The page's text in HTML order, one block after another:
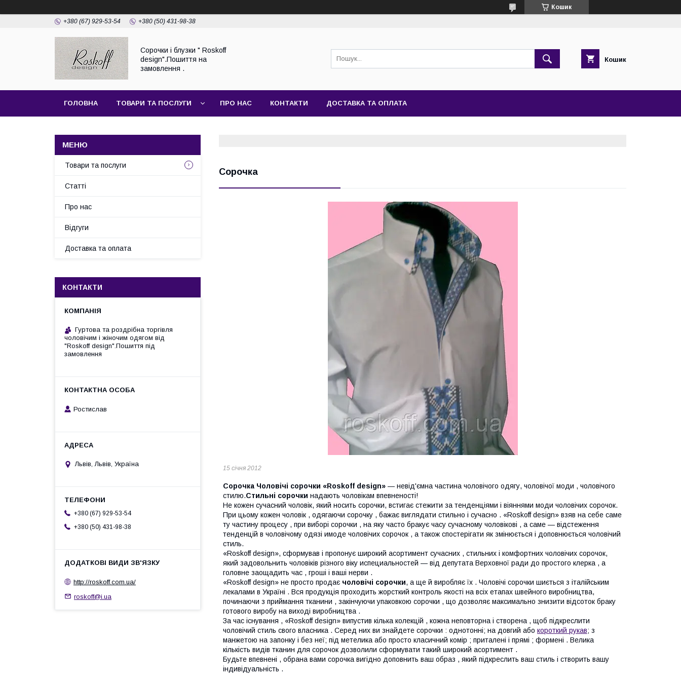
Кошик
+380 (67) 929-53-54 +380 (50) 431-98-38
Сорочки і блузки " Roskoff
design".Пошиття на
замовлення .
Кошик
ГОЛОВНА ТОВАРИ ТА ПОСЛУГИ ПРО НАС КОНТАКТИ ДОСТАВКА ТА ОПЛАТА
Сорочка
15 січня 2012
Сорочка Чоловічі сорочки «Roskoff design» — невід'ємна частина чоловічого одягу, чоловічої моди , чоловічого
стилю.Стильні сорочки надають чоловікам впевненості!
Не кожен сучасний чоловік, який носить сорочки, встигає стежити за тенденціями і віяннями моди чоловічих сорочок.
При цьому кожен чоловік , одягаючи сорочку , бажає виглядати стильно і сучасно . «Roskoff design» взяв на себе саме
ту частину процесу , при виборі сорочки , на яку часто бракує часу сучасному чоловікові , а саме — відстеження
тенденцій в чоловічому одязі имоде чоловічих сорочок , а також спостерігати як змінюється і доповнюється чоловічий
стиль.
«Roskoff design», сформував і пропонує широкий асортимент сучасних , стильних і комфортних чоловічих сорочок,
який задовольнить чоловіків різного віку испециальностей — від депутата Верховної ради до простого клерка , а
головне заощадить час , гроші і ваші нерви .
«Roskoff design» не просто продає чоловічі сорочки, а ще й виробляє їх . Чоловічі сорочки шиється з італійським
лекалами в Україні . Вся продукція проходить жорсткий контроль якості на всіх етапах швейного виробництва,
починаючи з приймання тканини , закінчуючи упаковкою сорочки , що дозволяє максимально знизити відсоток браку
готового виробу на виході виробництва .
За час існування , «Roskoff design» випустив кілька колекцій , кожна неповторна і створена , щоб підкреслити
чоловічий стиль свого власника . Серед них ви знайдете сорочки : однотонні; на довгий або короткий рукав; з
манжетою на запонку і без неї; під метелика або просто класичний комір ; приталені і прямі ; формені . Велика
кількість видів тканин для сорочок дозволили сформувати такий широкий асортимент .
Будьте впевнені , обрана вами сорочка вигідно доповнить ваш образ , який підкреслить ваш стиль і створить вашу
індивідуальність .
Товари та послуги
Статті
Про нас
Відгуги
Доставка та оплата
КОНТАКТИ
Гуртова та роздрібна торгівля
чоловічим і жіночим одягом від
"Roskoff design".Пошиття під
замовлення
Ростислав
Львів, Львів, Україна
+380 (67) 929-53-54
+380 (50) 431-98-38
http://roskoff.com.ua/
roskoff@i.ua